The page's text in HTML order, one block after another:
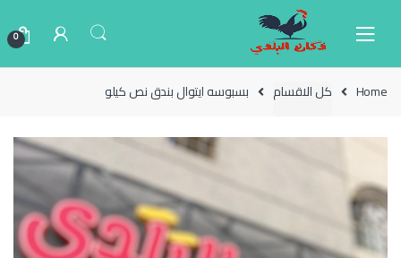
0
Home كل الاقسام بسبوسه ايتوال بندق نص كيلو